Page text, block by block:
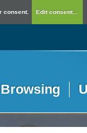
consent. Edit consent...
Browsing